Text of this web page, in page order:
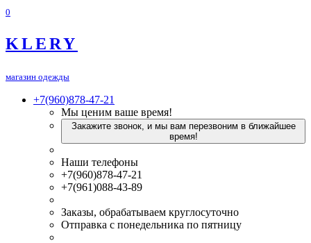
0
KLERY
магазин одежды
+7(960)878-47-21
Мы ценим ваше время!
Закажите звонок, и мы вам перезвоним в ближайшее
время!
Наши телефоны
+7(960)878-47-21
+7(961)088-43-89
Заказы, обрабатываем круглосуточно
Отправка с понедельника по пятницу